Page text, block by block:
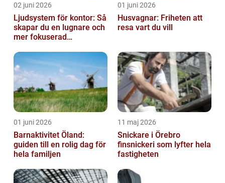
02 juni 2026
Ljudsystem för kontor: Så
skapar du en lugnare och
mer fokuserad
01 juni 2026
Husvagnar: Friheten att
resa vart du vill
01 juni 2026
Barnaktivitet Öland:
guiden till en rolig dag för
hela familjen
11 maj 2026
Snickare i Örebro
finsnickeri som lyfter hela
fastigheten